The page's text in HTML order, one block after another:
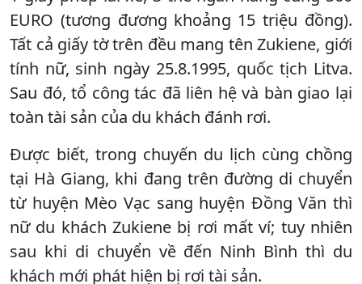
EURO (tương đương khoảng 15 triệu đồng).
Tất cả giấy tờ trên đều mang tên Zukiene, giới
tính nữ, sinh ngày 25.8.1995, quốc tịch Litva.
Sau đó, tổ công tác đã liên hệ và bàn giao lại
toàn tài sản của du khách đánh rơi.
Được biết, trong chuyến du lịch cùng chồng
tại Hà Giang, khi đang trên đường di chuyển
từ huyện Mèo Vạc sang huyện Đồng Văn thì
nữ du khách Zukiene bị rơi mất ví; tuy nhiên
sau khi di chuyển về đến Ninh Bình thì du
khách mới phát hiện bị rơi tài sản.